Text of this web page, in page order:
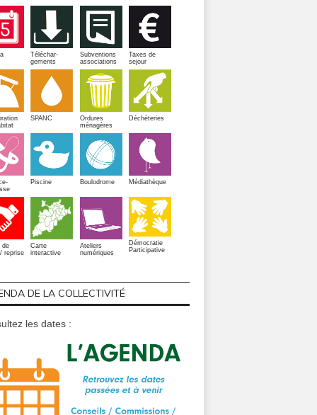
Téléchar-
gements
Subventions
associations
Taxes de
sejour
SPANC
Ordures
ménagères
Déchèteries
Piscine Boulodrome Médiathèque
de
reprise
Carte
interactive
Ateliers
numériques
Démocratie
Participative
DE LA COLLECTIVITÉ
les dates :